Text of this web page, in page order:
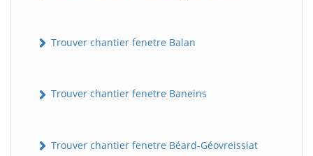
Trouver chantier fenetre Balan
Trouver chantier fenetre Baneins
Trouver chantier fenetre Béard-Géovreissiat